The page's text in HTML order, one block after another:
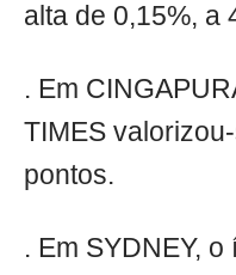
alta de 0,15%, a
. Em
TIMES
pontos.
. Em SYDNEY,